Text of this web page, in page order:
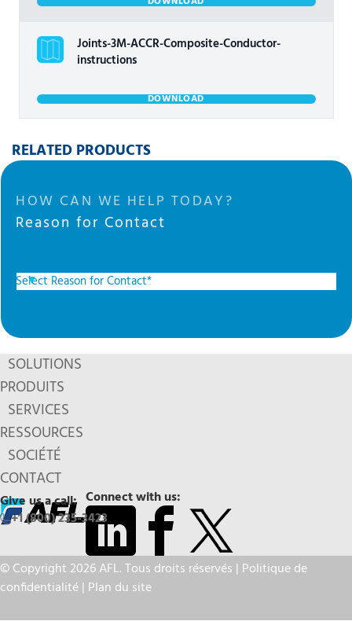
Joints-3M-ACCR-Composite-Conductor-
instructions
DOWNLOAD
RELATED PRODUCTS
HOW CAN WE HELP TODAY?
Reason for Contact
SOLUTIONS
PRODUITS
SERVICES
RESSOURCES
SOCIÉTÉ
CONTACT
Connect with us:
Give us a call:
+1 (800) 235-3423
© Copyright 2026 AFL. Tous droits réservés | Politique de
confidentialité| Plan du site